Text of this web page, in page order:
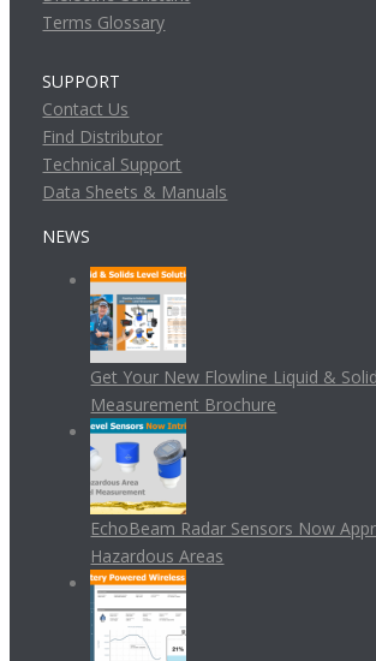
Terms Glossary
SUPPORT
Contact Us
Find Distributor
Technical Support
Data Sheets & Manuals
NEWS
Get Your New Flowline Liquid &
Measurement Brochure
EchoBeam Radar Sensors Now
Hazardous Areas